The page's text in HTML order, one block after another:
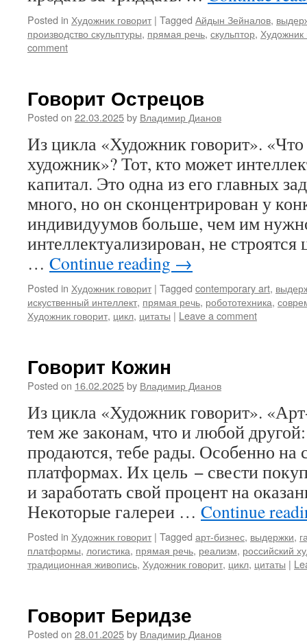
Posted in Художник говорит | Tagged Айдын Зейналов,
производство скульптуры, прямая речь, скульптор, Художник
comment
Говорит Острецов
Posted on 22.03.2025by Владимир Дианов
Из цикла «Художник говорит».
художник»? Тот, кто может
капитал. Это одна из его главных
много, но он сконцентрирован у
индивидуумов больше, чем им
интеллектуализирован, не
… Continue reading →
Posted in Художник говорит | Tagged contemporary art,
искуственный интеллект, прямая речь, робототехника,
Художник говорит, цикл, цитаты | Leave a comment
Говорит Кожин
Posted on 16.02.2025by Владимир Дианов
Из цикла «Художник говорит».
тем же законам, что и любой
продаются, тебе рады. Особенно на
платформах. Их цель − свести
и заработать свой процент на
Некоторые галереи … Continue
Posted in Художник говорит | Tagged арт-бизнес, выдержки,
платформы, логистика, прямая речь, реализм, российский
традиционная живопись, Художник говорит, цикл, цитаты |
Говорит Беридзе
Posted on 28.01.2025by Владимир Дианов